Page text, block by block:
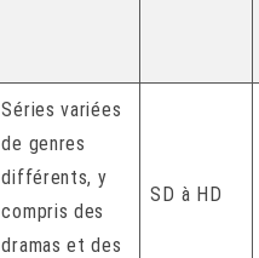
Séries variées
de genres
différents, y
compris des
dramas et des
SD à HD